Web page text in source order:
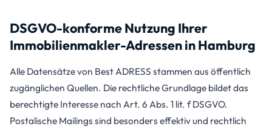
DSGVO-konforme Nutzung Ihrer
Immobilienmakler-Adressen in Hamburg
Alle Datensätze von Best ADRESS stammen aus öffentlich
zugänglichen Quellen. Die rechtliche Grundlage bildet das
berechtigte Interesse nach Art. 6 Abs. 1 lit. f DSGVO.
Postalische Mailings sind besonders effektiv und rechtlich